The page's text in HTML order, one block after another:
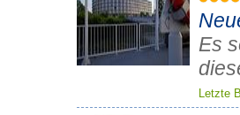
Es
Letzte